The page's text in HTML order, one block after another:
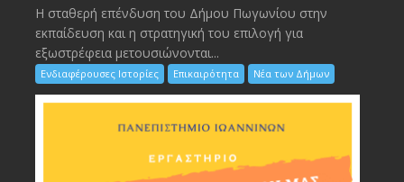
Η σταθερή επένδυση του Δήμου Πωγωνίου στην
εκπαίδευση και η στρατηγική του επιλογή για
εξωστρέφεια μετουσιώνονται...
Ενδιαφέρουσες Ιστορίες Επικαιρότητα Νέα των Δήμων